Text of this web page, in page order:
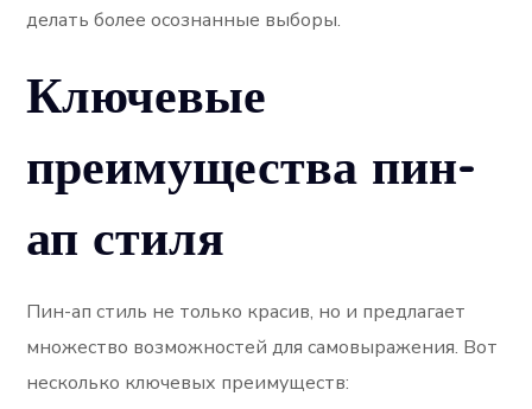
делать более осознанные выборы.
Ключевые
преимущества пин-
ап стиля
Пин-ап стиль не только красив, но и предлагает
множество возможностей для самовыражения. Вот
несколько ключевых преимуществ: